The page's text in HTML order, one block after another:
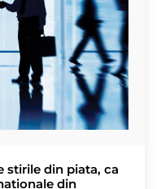
stirile din piata, ca
din